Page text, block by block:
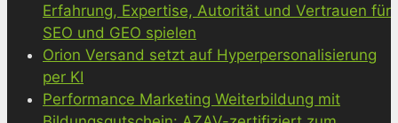
Erfahrung, Expertise, Autorität und Vertrauen für
SEO und GEO spielen
Orion Versand setzt auf Hyperpersonalisierung
per KI
Performance Marketing Weiterbildung mit